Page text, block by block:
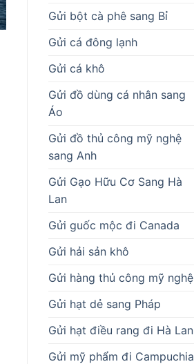
Gửi bột cà phê sang Bỉ
Gửi cá đông lạnh
Gửi cá khô
Gửi đồ dùng cá nhân sang
Áo
Gửi đồ thủ công mỹ nghệ
sang Anh
Gửi Gạo Hữu Cơ Sang Hà
Lan
Gửi guốc mộc đi Canada
Gửi hải sản khô
Gửi hàng thủ công mỹ nghệ
Gửi hạt dẻ sang Pháp
Gửi hạt điều rang đi Hà Lan
Gửi mỹ phẩm đi Campuchia